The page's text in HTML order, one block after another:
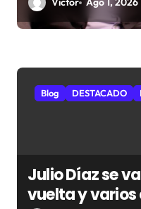
a
s
Blog DESTACADO
Julio Díaz se
vuelta y varios